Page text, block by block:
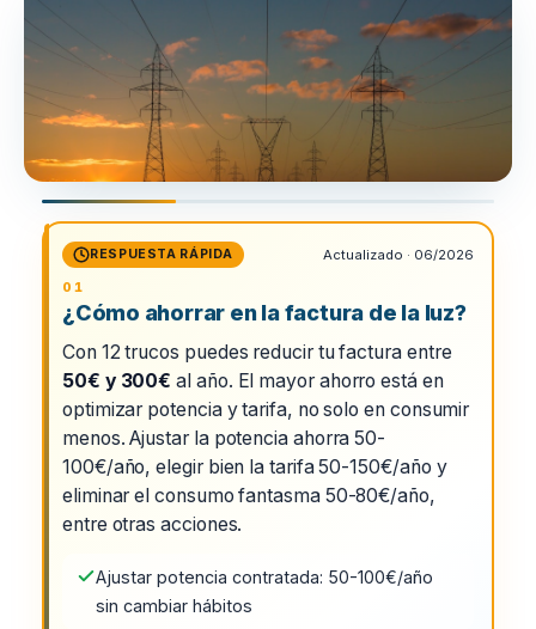
RESPUESTA RÁPIDA Actualizado · 06/2026
¿Cómo ahorrar en la factura de la luz?
Con 12 trucos puedes reducir tu factura entre
50€ y 300€ al año. El mayor ahorro está en
optimizar potencia y tarifa, no solo en consumir
menos. Ajustar la potencia ahorra 50-
100€/año, elegir bien la tarifa 50-150€/año y
eliminar el consumo fantasma 50-80€/año,
entre otras acciones.
Ajustar potencia contratada: 50-100€/año
sin cambiar hábitos